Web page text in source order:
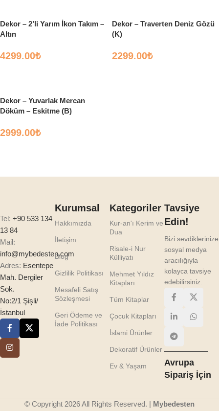
Dekor – 2’li Yarım İkon Takım –
Altın
4299.00₺
Dekor – Traverten Deniz Gözü
(K)
2299.00₺
Dekor – Yuvarlak Mercan
Döküm – Eskitme (B)
2999.00₺
Tel: +90 533 134
13 84
Mail:
info@mybedesten.com
Adres: Esentepe
Mah. Dergiler
Sok.
No:2/1 Şişli/
İstanbul
Kurumsal
Hakkımızda
İletişim
Blog
Gizlilik Politikası
Mesafeli Satış
Sözleşmesi
Geri Ödeme ve
İade Politikası
Kategoriler
Kur-an'ı Kerim ve
Dua
Risale-i Nur
Külliyatı
Mehmet Yıldız
Kitapları
Tüm Kitaplar
Çocuk Kitapları
İslami Ürünler
Dekoratif Ürünler
Ev & Yaşam
Tavsiye
Edin!
Bizi sevdiklerinize
sosyal medya
aracılığıyla
kolayca tavsiye
edebilirsiniz.
Avrupa
Sipariş İçin
© Copyright 2026 All Rights Reserved. | Mybedesten